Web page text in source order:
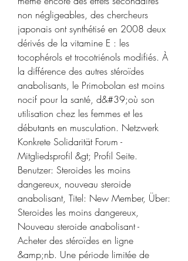
non négligeables, des chercheurs
japonais ont synthétisé en 2008 deux
dérivés de la vitamine E : les
tocophérols et trocotriénols modifiés. À
la différence des autres stéroïdes
anabolisants, le Primobolan est moins
nocif pour la santé, d&#39;où son
utilisation chez les femmes et les
débutants en musculation. Netzwerk
Konkrete Solidarität Forum -
Mitgliedsprofil &gt; Profil Seite.
Benutzer: Steroides les moins
dangereux, nouveau steroide
anabolisant, Titel: New Member, Über:
Steroides les moins dangereux,
Nouveau steroide anabolisant -
Acheter des stéroïdes en ligne
&amp;nb. Une période limitée de